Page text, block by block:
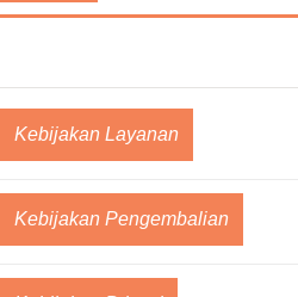
Kebijakan Layanan
Kebijakan Pengembalian